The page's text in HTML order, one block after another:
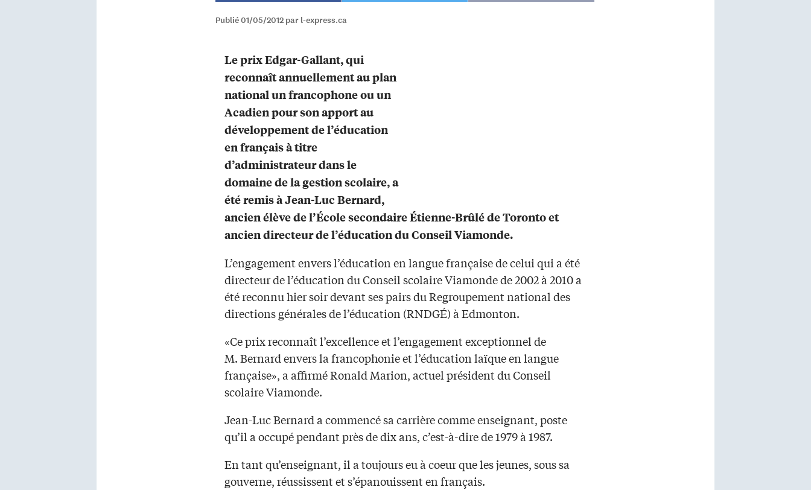
Publié 01/05/2012 par l-express.ca
Le prix Edgar-Gallant, qui
reconnaît annuellement au plan
national un francophone ou un
Acadien pour son apport au
développement de l’éducation
en français à titre
d’administrateur dans le
domaine de la gestion scolaire, a
été remis à Jean-Luc Bernard,
ancien élève de l’École secondaire Étienne-Brûlé de Toronto et
ancien directeur de l’éducation du Conseil Viamonde.
L’engagement envers l’éducation en langue française de celui qui a été
directeur de l’éducation du Conseil scolaire Viamonde de 2002 à 2010 a
été reconnu hier soir devant ses pairs du Regroupement national des
directions générales de l’éducation (RNDGÉ) à Edmonton.
«Ce prix reconnaît l’excellence et l’engagement exceptionnel de
M. Bernard envers la francophonie et l’éducation laïque en langue
française», a affirmé Ronald Marion, actuel président du Conseil
scolaire Viamonde.
Jean-Luc Bernard a commencé sa carrière comme enseignant, poste
qu’il a occupé pendant près de dix ans, c’est-à-dire de 1979 à 1987.
En tant qu’enseignant, il a toujours eu à coeur que les jeunes, sous sa
gouverne, réussissent et s’épanouissent en français.